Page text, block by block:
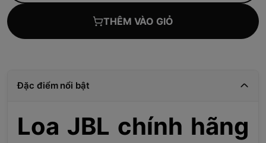
THÊM VÀO GIỎ
Đặc điểm nổi bật
Loa JBL chính hãng